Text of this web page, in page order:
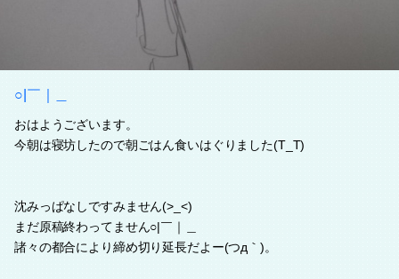
○|￣｜＿
おはようございます。
今朝は寝坊したので朝ごはん食いはぐりました(T_T)
沈みっぱなしですみません(>_<)
まだ原稿終わってません○|￣｜＿
諸々の都合により締め切り延長だよー(つд｀)。